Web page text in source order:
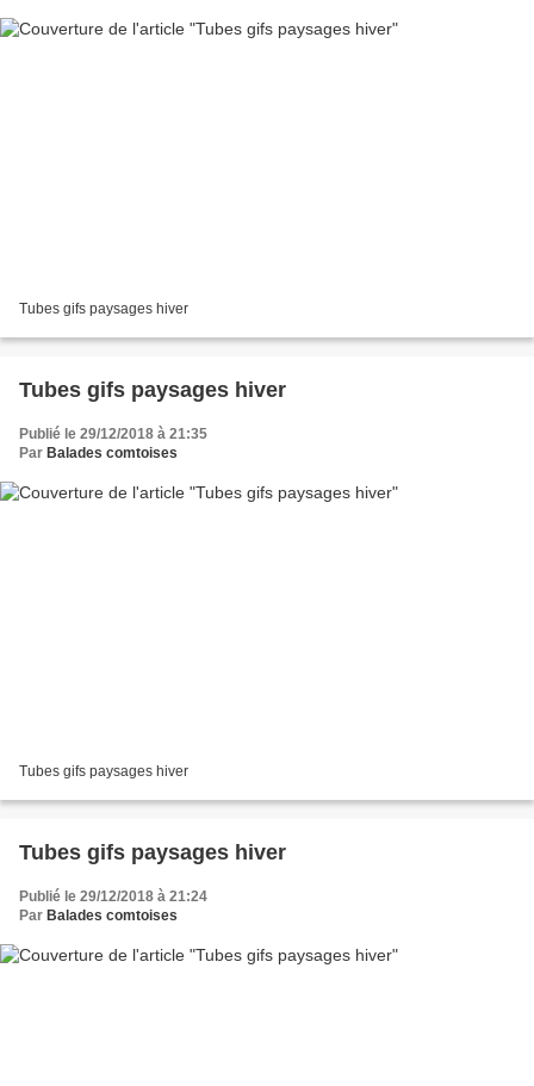
Tubes gifs paysages hiver
Tubes gifs paysages hiver
Publié le 29/12/2018 à 21:35
Par Balades comtoises
Tubes gifs paysages hiver
Tubes gifs paysages hiver
Publié le 29/12/2018 à 21:24
Par Balades comtoises